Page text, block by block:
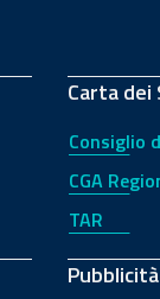
Carta dei
Consiglio
CGA
TAR